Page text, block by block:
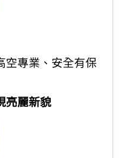
空專業、安全有保
亮麗新貌